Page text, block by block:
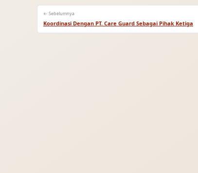
← Sebelumnya
Koordinasi Dengan PT. Care Guard Sebagai Pihak Ketiga